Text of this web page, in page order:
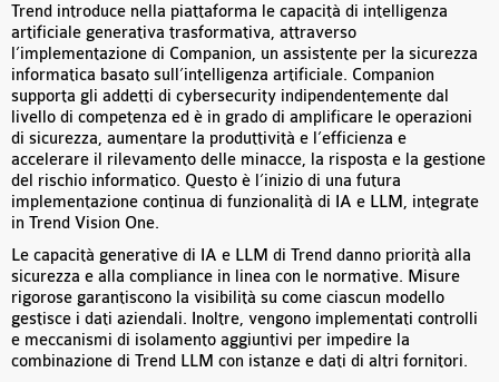
Trend introduce nella piattaforma le capacità di intelligenza
artificiale generativa trasformativa, attraverso
l’implementazione di Companion, un assistente per la sicurezza
informatica basato sull’intelligenza artificiale. Companion
supporta gli addetti di cybersecurity indipendentemente dal
livello di competenza ed è in grado di amplificare le operazioni
di sicurezza, aumentare la produttività e l’efficienza e
accelerare il rilevamento delle minacce, la risposta e la gestione
del rischio informatico. Questo è l’inizio di una futura
implementazione continua di funzionalità di IA e LLM, integrate
in Trend Vision One.
Le capacità generative di IA e LLM di Trend danno priorità alla
sicurezza e alla compliance in linea con le normative. Misure
rigorose garantiscono la visibilità su come ciascun modello
gestisce i dati aziendali. Inoltre, vengono implementati controlli
e meccanismi di isolamento aggiuntivi per impedire la
combinazione di Trend LLM con istanze e dati di altri fornitori.